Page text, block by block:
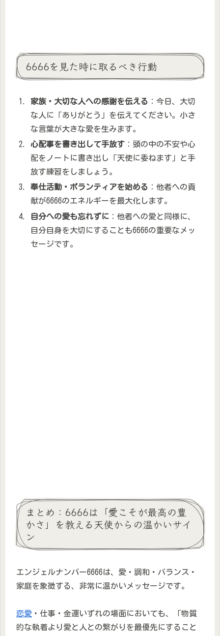
6666を見た時に取るべき行動
家族・大切な人への感謝を伝える ：今日、大切
な人に「ありがとう」を伝えてください。小さ
な言葉が大きな愛を生みます。
心配事を書き出して手放す ：頭の中の不安や心
配をノートに書き出し「天使に委ねます」と手
放す練習をしましょう。
奉仕活動・ボランティアを始める ：他者への貢
献が6666のエネルギーを最大化します。
自分への愛も忘れずに ：他者への愛と同様に、
自分自身を大切にすることも6666の重要なメッ
セージです。
まとめ：6666は「愛こそが最高の豊
かさ」を教える天使からの温かいサイ
ン
エンジェルナンバー6666は、愛・調和・バランス・
家庭を象徴する、非常に温かいメッセージです。
恋愛 ・仕事・金運いずれの場面においても、「物質
的な執着より愛と人との繋がりを最優先にすること